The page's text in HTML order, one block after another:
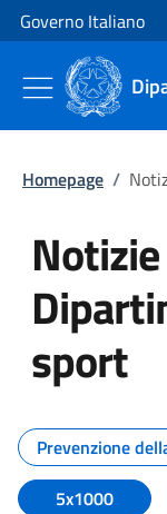
Vai al contenuto
Vai alla navigazione
Governo Italiano
Homepage /
sport
Tutti i
Prevenzione
5x1000